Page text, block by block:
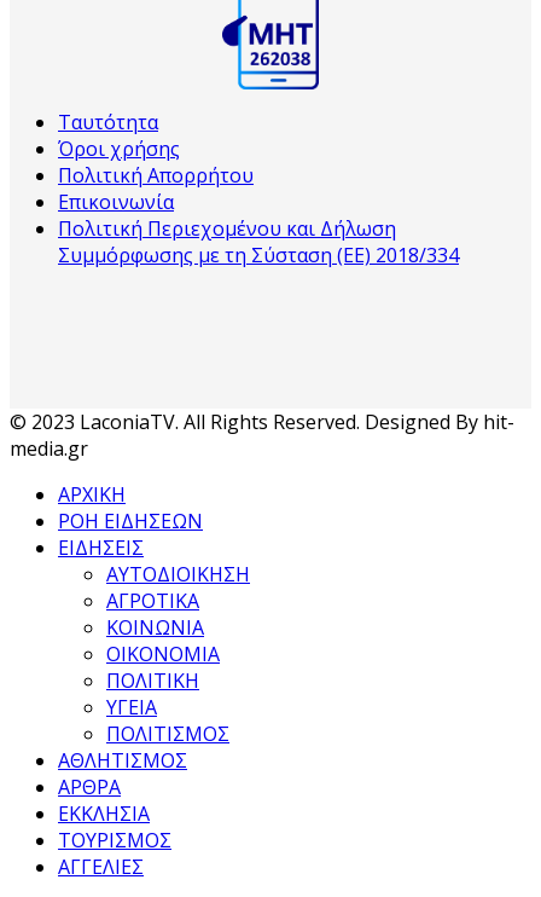
Ταυτότητα
Όροι χρήσης
Πολιτική Απορρήτου
Επικοινωνία
Πολιτική Περιεχομένου και Δήλωση
Συμμόρφωσης με τη Σύσταση (ΕΕ) 2018/334
© 2023 LaconiaTV. All Rights Reserved. Designed By hit-
media.gr
ΑΡΧΙΚΗ
ΡΟΗ ΕΙΔΗΣΕΩΝ
ΕΙΔΗΣΕΙΣ
ΑΥΤΟΔΙΟΙΚΗΣΗ
ΑΓΡΟΤΙΚΑ
ΚΟΙΝΩΝΙΑ
ΟΙΚΟΝΟΜΙΑ
ΠΟΛΙΤΙΚΗ
ΥΓΕΙΑ
ΠΟΛΙΤΙΣΜΟΣ
ΑΘΛΗΤΙΣΜΟΣ
ΑΡΘΡΑ
ΕΚΚΛΗΣΙΑ
ΤΟΥΡΙΣΜΟΣ
ΑΓΓΕΛΙΕΣ